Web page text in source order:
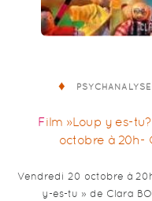
PSYCHANALYSE
Film »Loup y es-tu? » de Clara Bouffartigue- 20
octobre à 20h-
Vendredi 20 octobre à
y-es-tu » de Clara